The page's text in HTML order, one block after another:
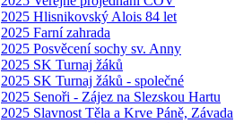
2025 Hlisnikovský Alois 84 let
2025 Farní zahrada
2025 Posvěcení sochy sv. Anny
2025 SK Turnaj žáků
2025 SK Turnaj žáků - společné
2025 Senoři - Zájez na Slezskou Hartu
2025 Slavnost Těla a Krve Páně, Závada